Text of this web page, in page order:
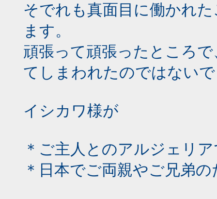
そでれも真面目に働かれ
ます。
頑張って頑張ったところ
てしまわれたのではない
イシカワ様が
＊ご主人とのアルジェリ
＊日本でご両親やご兄弟